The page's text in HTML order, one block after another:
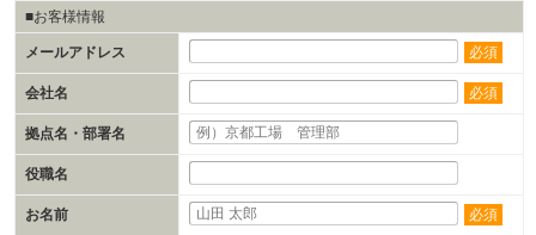
■お客様情報
メールアドレス 必須
会社名 必須
拠点名・部署名
役職名
お名前 必須